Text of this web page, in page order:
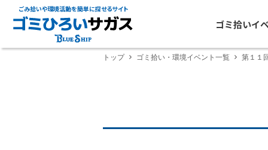
ごみ拾いや環境活動を簡単に探せるサイト
ゴミ拾いイ
トップ ゴミ拾い・環境イベント一覧 第１１